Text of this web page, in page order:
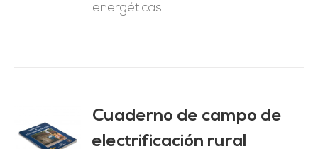
energéticas
Cuaderno de campo de
electrificación rural